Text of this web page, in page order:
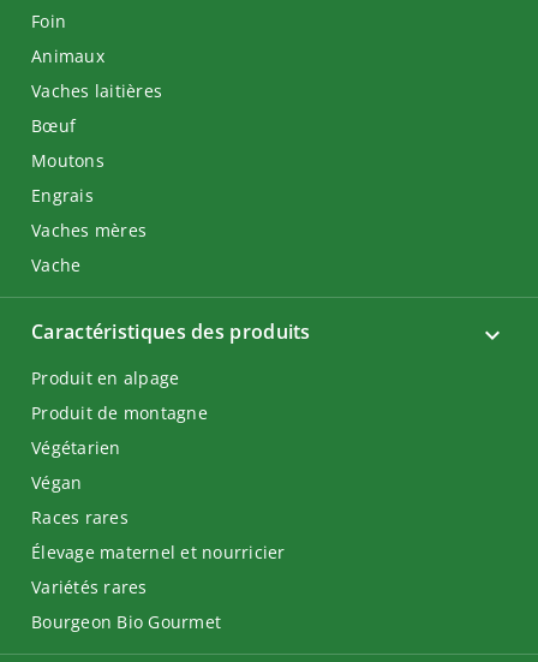
Foin
Animaux
Vaches laitières
Bœuf
Moutons
Engrais
Vaches mères
Vache
Caractéristiques des produits
Produit en alpage
Produit de montagne
Végétarien
Végan
Races rares
Élevage maternel et nourricier
Variétés rares
Bourgeon Bio Gourmet